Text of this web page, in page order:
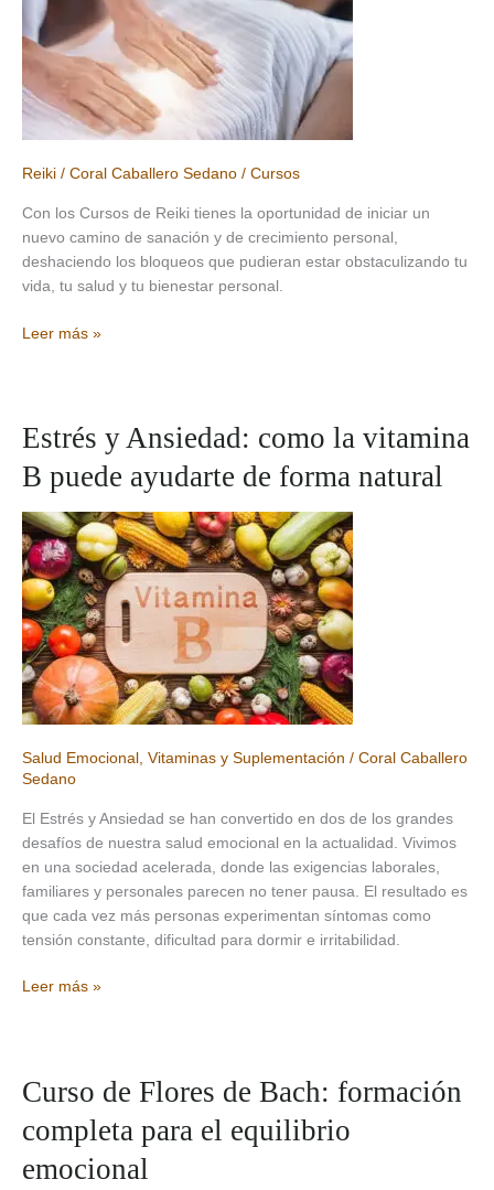
Natural
Reiki / Coral Caballero Sedano / Cursos
Con los Cursos de Reiki tienes la oportunidad de iniciar un
nuevo camino de sanación y de crecimiento personal,
deshaciendo los bloqueos que pudieran estar obstaculizando tu
vida, tu salud y tu bienestar personal.
Cursos
Nivel
Leer más »
Estrés y Ansiedad: como la vitamina
B puede ayudarte de forma natural
Salud Emocional Vitaminas y Suplementación / Coral Caballero
Sedano
El Estrés y Ansiedad se han convertido en dos de los grandes
desafíos de nuestra salud emocional en la actualidad. Vivimos
en una sociedad acelerada, donde las exigencias laborales,
familiares y personales parecen no tener pausa. El resultado es
que cada vez más personas experimentan síntomas como
tensión constante, dificultad para dormir e irritabilidad.
Estrés
la
vitamina
B
ayudarte
Leer más »
Curso de Flores de Bach: formación
completa para el equilibrio
emocional